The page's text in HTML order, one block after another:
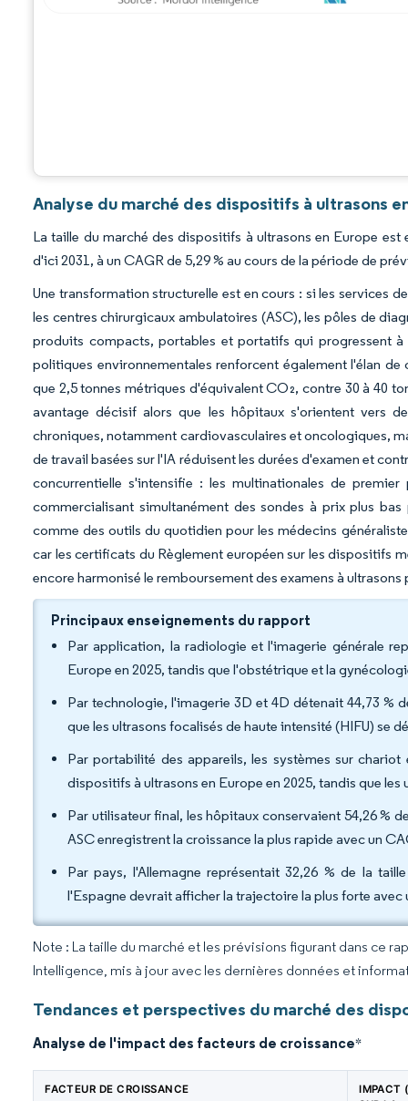
Analyse du marché des dispositifs à ultrasons
La taille du marché des dispositifs à ultrasons en Europe
d'ici 2031, à un CAGR de 5,29 % au cours de la période de
Une transformation structurelle est en cours : si les services
les centres chirurgicaux ambulatoires (ASC), les pôles de
produits compacts, portables et portatifs qui progressent
politiques environnementales renforcent également l'élan
que 2,5 tonnes métriques d'équivalent CO₂, contre 30 à 40
avantage décisif alors que les hôpitaux s'orientent vers
chroniques, notamment cardiovasculaires et oncologiques,
de travail basées sur l'IA réduisent les durées d'examen et
concurrentielle s'intensifie : les multinationales de
commercialisant simultanément des sondes à prix plus
comme des outils du quotidien pour les médecins
car les certificats du Règlement européen sur les dispositifs
encore harmonisé le remboursement des examens à
Principaux enseignements du rapport
Par application, la radiologie et l'imagerie générale
Europe en 2025, tandis que l'obstétrique et la
Par technologie, l'imagerie 3D et 4D détenait 44,73 %
que les ultrasons focalisés de haute intensité (HIFU) se
Par portabilité des appareils, les systèmes sur
dispositifs à ultrasons en Europe en 2025, tandis que
Par utilisateur final, les hôpitaux conservaient 54,26 %
ASC enregistrent la croissance la plus rapide avec un
Par pays, l'Allemagne représentait 32,26 % de la
l'Espagne devrait afficher la trajectoire la plus forte avec
Note : La taille du marché et les prévisions figurant dans ce
Intelligence, mis à jour avec les dernières données et
Tendances et perspectives du marché des
Analyse de l'impact des facteurs de croissance*
FACTEUR DE CROISSANCE
IMPACT